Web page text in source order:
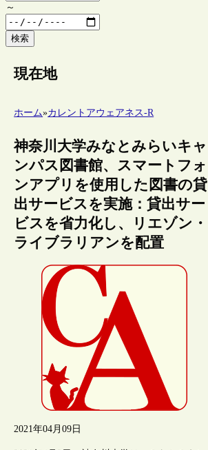
～
検索
現在地
ホーム»カレントアウェアネス-R
神奈川大学みなとみらいキャ
ンパス図書館、スマートフォ
ンアプリを使用した図書の貸
出サービスを実施：貸出サー
ビスを省力化し、リエゾン・
ライブラリアンを配置
2021年04月09日